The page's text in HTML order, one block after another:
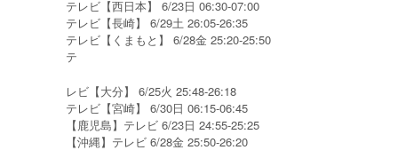
テレビ【西日本】 6/23日 06:30-07:00
テレビ【長崎】 6/29土 26:05-26:35
テレビ【くまもと】 6/28金 25:20-25:50
テ
レビ【大分】 6/25火 25:48-26:18
テレビ【宮崎】 6/30日 06:15-06:45
【鹿児島】テレビ 6/23日 24:55-25:25
【沖縄】テレビ 6/28金 25:50-26:20